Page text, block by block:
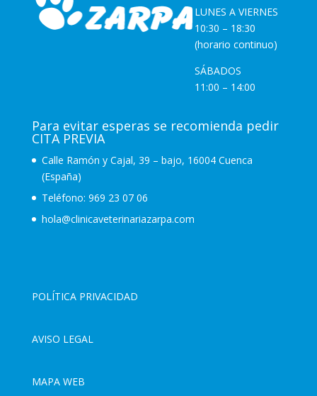
LUNES A VIERNES
10:30 – 18:30
(horario continuo)
SÁBADOS
11:00 – 14:00
Para evitar esperas se recomienda pedir
CITA PREVIA
Calle Ramón y Cajal, 39 – bajo, 16004 Cuenca
(España)
Teléfono: 969 23 07 06
hola@clinicaveterinariazarpa.com
POLÍTICA PRIVACIDAD
AVISO LEGAL
MAPA WEB